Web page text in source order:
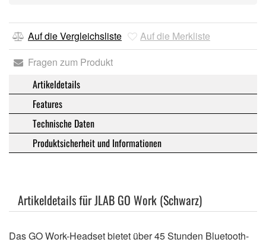
Auf die Vergleichsliste
Auf die Merkliste
Fragen zum Produkt
Artikeldetails
Features
Technische Daten
Produktsicherheit und Informationen
Artikeldetails für JLAB GO Work (Schwarz)
Das GO Work-Headset bietet über 45 Stunden Bluetooth-